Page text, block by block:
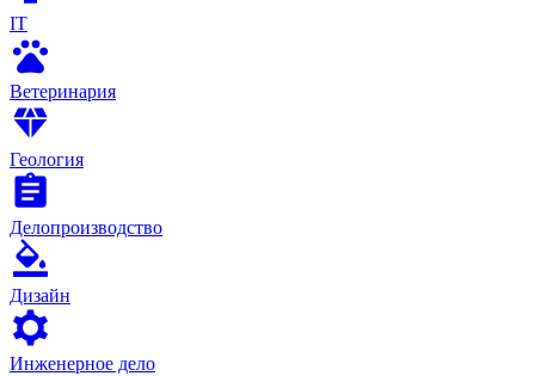
IT
Ветеринария
Геология
Делопроизводство
Дизайн
Инженерное дело